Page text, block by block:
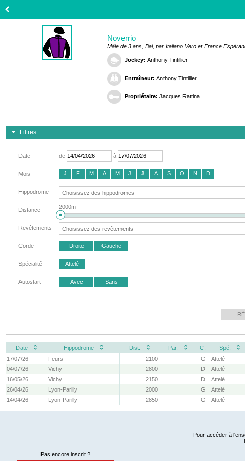
Noverrio
Mâle de 3 ans, Bai, par Italiano Vero et France
Jockey: Anthony Tintillier
Entraîneur: Anthony Tintillier
Propriétaire: Jacques Rattina
Filtres
Date de à
Mois J F M A M J J A S O N D
Hippodrome
Distance 2000m
Revêtements
Corde Droite Gauche
Spécialité Attelé
Autostart Avec Sans
Date Hippodrome Dist. Par. C. Spé.
17/07/26
Feurs 2100 G Attelé
04/07/26
Vichy 2800 D Attelé
16/05/26
Vichy 2150 D Attelé
26/04/26
Lyon-Parilly 2000 G Attelé
14/04/26
Lyon-Parilly 2850 G Attelé
Pour accéder à
Pas encore inscrit ?